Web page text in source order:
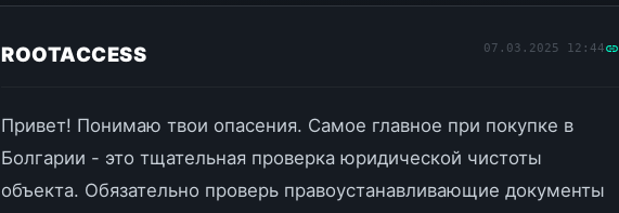
ROOTACCESS 07.03.2025 12:44
Привет! Понимаю твои опасения. Самое главное при покупке в
Болгарии - это тщательная проверка юридической чистоты
объекта. Обязательно проверь правоустанавливающие документы